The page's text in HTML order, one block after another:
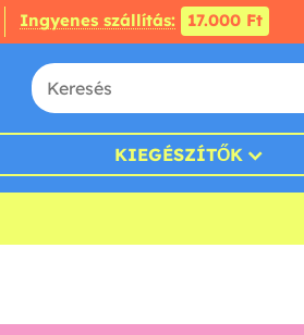
Ingyenes szállítás: 17.000 Ft
KIEGÉSZÍTŐK